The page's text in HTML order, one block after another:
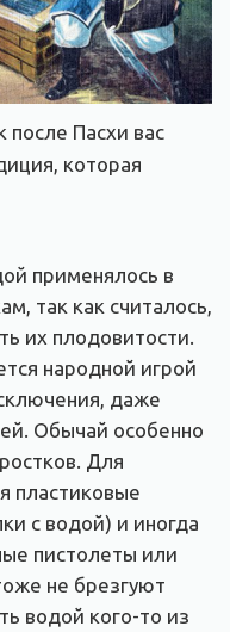
после Пасхи вас
которая
применялось в
так как считалось,
их плодовитости.
народной игрой
даже
Обычай особенно
Для
пластиковые
с водой) и иногда
пистолеты или
не брезгуют
водой кого-то из